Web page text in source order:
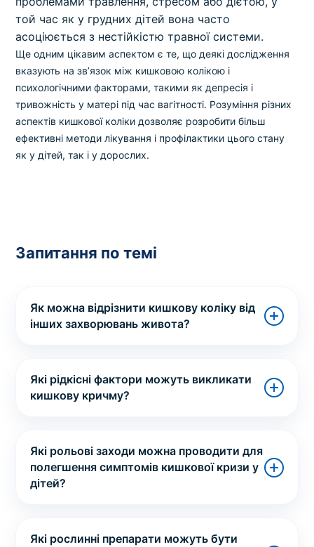
той час як у грудних дітей вона часто
асоціюється з нестійкістю травної системи.
Ще одним цікавим аспектом є те, що деякі дослідження
вказують на зв’язок між кишковою колікою і
психологічними факторами, такими як депресія і
тривожність у матері під час вагітності. Розуміння різних
аспектів кишкової коліки дозволяє розробити більш
ефективні методи лікування і профілактики цього стану
як у дітей, так і у дорослих.
Запитання по темі
Як можна відрізнити кишкову коліку від
інших захворювань живота?
Які рідкісні фактори можуть викликати
кишкову кричму?
Які рольові заходи можна проводити для
полегшення симптомів кишкової кризи у
дітей?
Які рослинні препарати можуть бути